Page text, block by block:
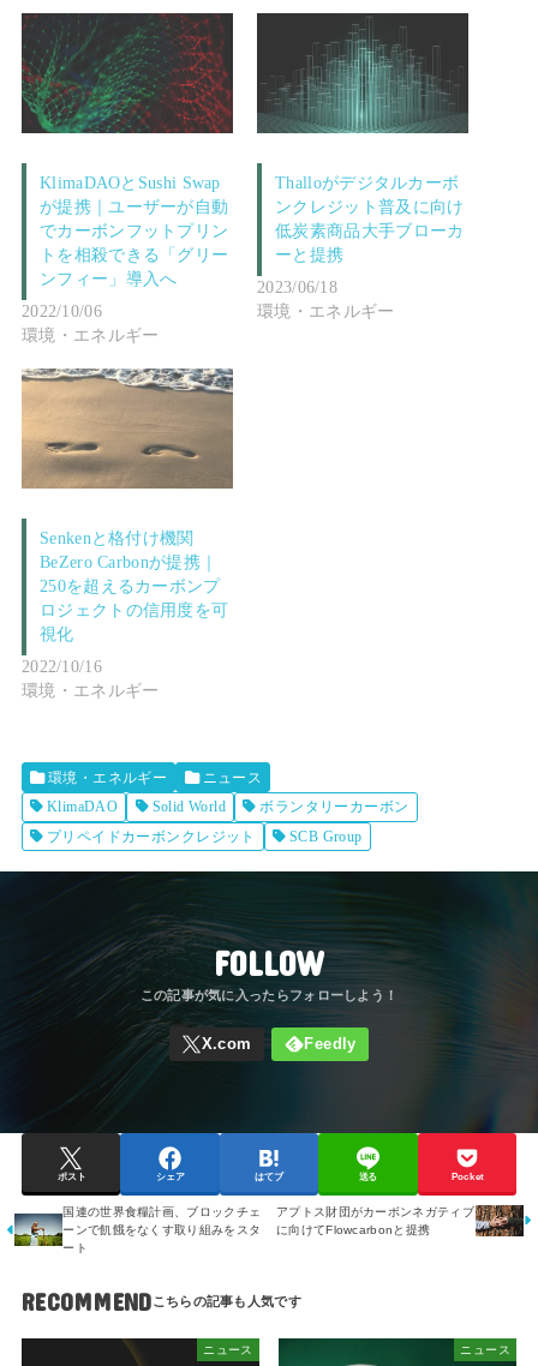
KlimaDAOとSushi Swap
が提携｜ユーザーが自動
でカーボンフットプリン
トを相殺できる「グリー
ンフィー」導入へ
2022/10/06
環境・エネルギー
Thalloがデジタルカーボ
ンクレジット普及に向け
低炭素商品大手ブローカ
ーと提携
2023/06/18
環境・エネルギー
Senkenと格付け機関
BeZero Carbonが提携｜
250を超えるカーボンプ
ロジェクトの信用度を可
視化
2022/10/16
環境・エネルギー
環境・エネルギー
ニュース
KlimaDAO
Solid World
ボランタリーカーボン
プリペイドカーボンクレジット
SCB Group
FOLLOW
ポスト シェア はてブ 送る Pocket
国連の世界食糧計画、ブロックチェ
ーンで飢餓をなくす取り組みをスタ
ート
アプトス財団がカーボンネガティブ
に向けてFlowcarbonと提携
RECOMMEND
ニュース ニュース